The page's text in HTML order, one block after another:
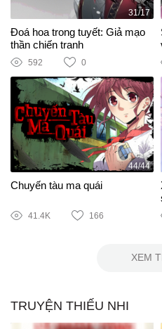
31/17
Đoá hoa trong tuyết: Giả mạo
thần chiến tranh
592 0
44/44
Chuyến tàu ma quái
41.4K 166
XEM
TRUYỆN THIẾU NHI